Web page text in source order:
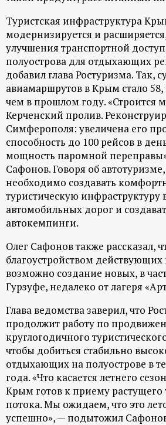
п
о
р
т
а
л
Туристская инфраструктура
модернизируется и
улучшения транспортной
полуострова для отдыхающих
добавил глава Ростуризма. Так,
авиамаршрутов в Крым стало 58,
чем в прошлом году. «Строится
Керченский пролив.
Симферополя: увеличена его
способность до 100 рейсов в
мощность паромной
Сафонов. Говоря об
необходимо создавать
туристическую инфраструктуру
автомобильных дорог и
автокемпинги.
Олег Сафонов также рассказал,
благоустройством
возможно создание новых, в
Гурзуфе, недалеко от лагеря
Глава ведомства заверил, что
продолжит работу по
круглогодичного
чтобы добиться стабильно
отдыхающих на полуострове в
года. «Что касается летнего
Крым готов к приему растущего
потока. Мы ожидаем, что это
успешно», — подытожил